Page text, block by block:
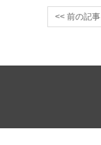
<< 前の記事